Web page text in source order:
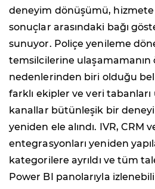
deneyim dönüşümü,
sonuçlar arasındaki bağı
sunuyor. Poliçe yenileme
temsilcilerine ulaşamamanın
nedenlerinden biri olduğu
farklı ekipler ve veri
kanallar bütünleşik bir
yeniden ele alındı. IVR, CRM
entegrasyonları yeniden
kategorilere ayrıldı ve tüm
Power BI panolarıyla